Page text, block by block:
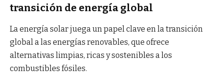
transición de energía global
La energía solar juega un papel clave en la transición
global a las energías renovables, que ofrece
alternativas limpias, ricas y sostenibles a los
combustibles fósiles.